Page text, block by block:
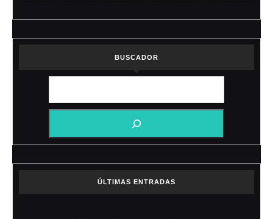
BUSCADOR
ÚLTIMAS ENTRADAS